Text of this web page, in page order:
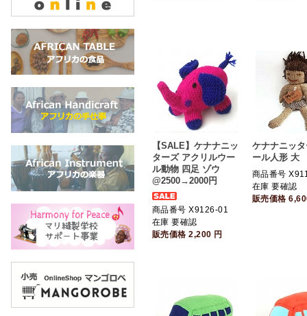
【SALE】ケナナニッ
ターズ アクリルウー
ル動物 四足 ゾウ
@2500→2000円
商品番号 X9126-01
在庫 要確認
販売価格2,200 円
ケナナニッ
ール人形 大
商品番号
在庫 要確認
販売価格